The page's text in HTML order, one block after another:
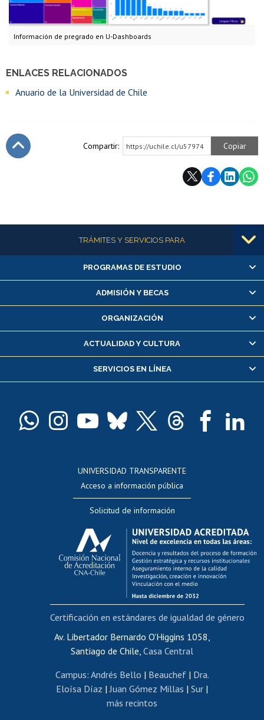
Información de pregrado en U-Dashboards
ENLACES RELACIONADOS
Anuario de la Universidad de Chile
Compartir: https://uchile.cl/u57974 Copiar
Más informaciónTRÁMITES Y SERVICIOS PARA
Alumnas/os y exalumnas/os
Matrícula en línea
Inscripción y cambio de asignaturas
Consulta y certificado de notas
Servicio médico y dental
Pago de arancel y crédito alumnos
Docentes
Evaluación docente
Calificación académica
Postulación al AUCAI
Funcionarias/os
Cursos internos de capacitación
Bienestar del personal
Portal de movilidad interna
Certificado de renta
Certificado de renta honorarios
Editar páginas blancas
Extranjeras/os
PROGRAMAS DE ESTUDIO
ADMISIÓN Y BECAS
ORGANIZACIÓN
ACTUALIDAD Y CULTURA
SERVICIOS EN LÍNEA
UNIVERSIDAD TRANSPARENTE
Acceso a información pública
Solicitud de información
Av. Libertador Bernardo O'Higgins 1058,
Santiago de Chile, Casa Central
Campus: Andrés Bello | Beauchef| Dra.
Eloísa Díaz |Juan Gómez Millas | Sur |
más recintos
Certificación en estándares de igualdad de género